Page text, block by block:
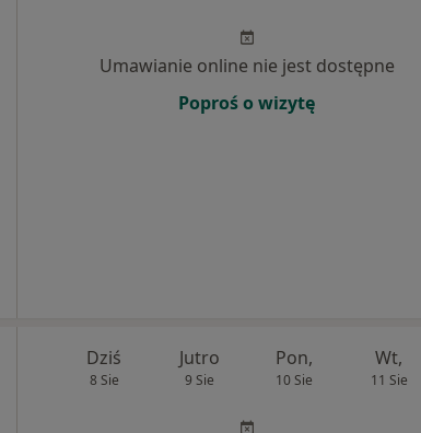
Umawianie online nie jest dostępne
Poproś o wizytę
Dziś
8 Sie
Jutro
9 Sie
Pon,
10 Sie
Wt,
11 Sie